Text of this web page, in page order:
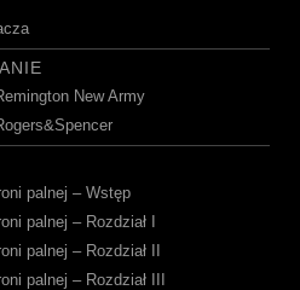
New Army
palnej – Wstęp
palnej – Rozdział I
palnej – Rozdział II
palnej – Rozdział III